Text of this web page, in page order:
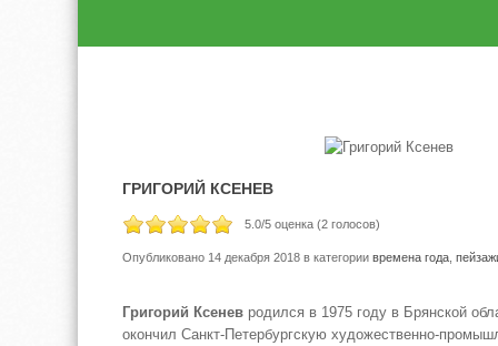
ГРИГОРИЙ КСЕНЕВ
5.0/5 оценка (2 голосов)
Опубликовано 14 декабря 2018 в категории времена года
Григорий Ксенев родился в 1975 году в Брянской
окончил Санкт-Петербургскую художественно-